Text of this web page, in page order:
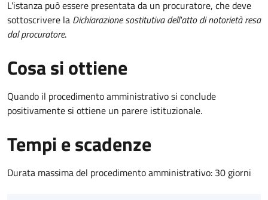
L'istanza può essere presentata da un procuratore, che deve
sottoscrivere la Dichiarazione sostitutiva dell'atto di notorietà resa
dal procuratore.
Cosa si ottiene
Quando il procedimento amministrativo si conclude
positivamente si ottiene un parere istituzionale.
Tempi e scadenze
Durata massima del procedimento amministrativo: 30 giorni